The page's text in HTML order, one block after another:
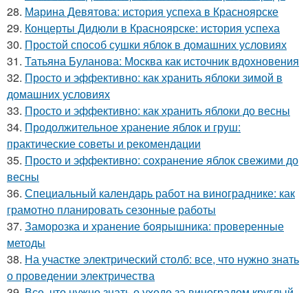
28. Марина Девятова: история успеха в Красноярске
29. Концерты Дидюли в Красноярске: история успеха
30. Простой способ сушки яблок в домашних условиях
31. Татьяна Буланова: Москва как источник вдохновения
32. Просто и эффективно: как хранить яблоки зимой в
домашних условиях
33. Просто и эффективно: как хранить яблоки до весны
34. Продолжительное хранение яблок и груш:
практические советы и рекомендации
35. Просто и эффективно: сохранение яблок свежими до
весны
36. Специальный календарь работ на винограднике: как
грамотно планировать сезонные работы
37. Заморозка и хранение боярышника: проверенные
методы
38. На участке электрический столб: все, что нужно знать
о проведении электричества